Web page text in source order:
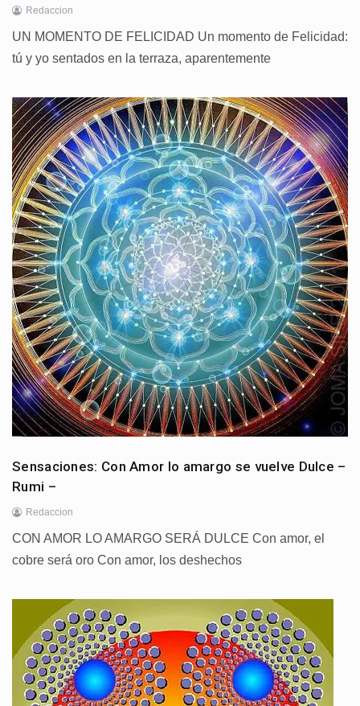
Redaccion
UN MOMENTO DE FELICIDAD Un momento de Felicidad:
tú y yo sentados en la terraza, aparentemente
Sensaciones: Con Amor lo amargo se vuelve Dulce –
Rumi –
Redaccion
CON AMOR LO AMARGO SERÁ DULCE Con amor, el
cobre será oro Con amor, los deshechos